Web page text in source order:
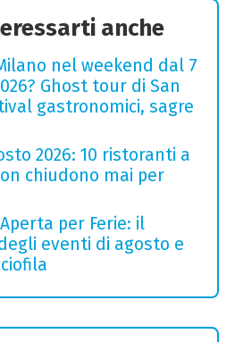
anche
nel weekend dal 7
Ghost tour di San
gastronomici, sagre
2026: 10 ristoranti a
chiudono mai per
per Ferie: il
eventi di agosto e